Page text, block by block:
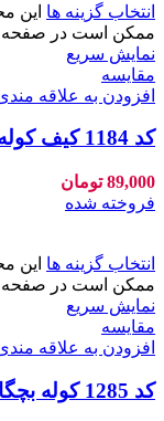
انتخاب گزینه ها این
ممکن است در صفحه
نمایش سریع
مقايسه
افزودن به علاقه
کد 1184 کیف کوله دخترانه-بچگانه طرح برند
89,000 تومان
فروخته شده
انتخاب گزینه ها این
ممکن است در صفحه
نمایش سریع
مقايسه
افزودن به علاقه
کد 1285 کوله بچگانه برزنتی کوچک